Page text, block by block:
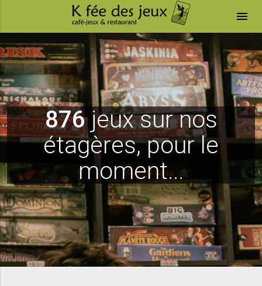
menu
876jeux sur nos
étagères, pour le
moment...